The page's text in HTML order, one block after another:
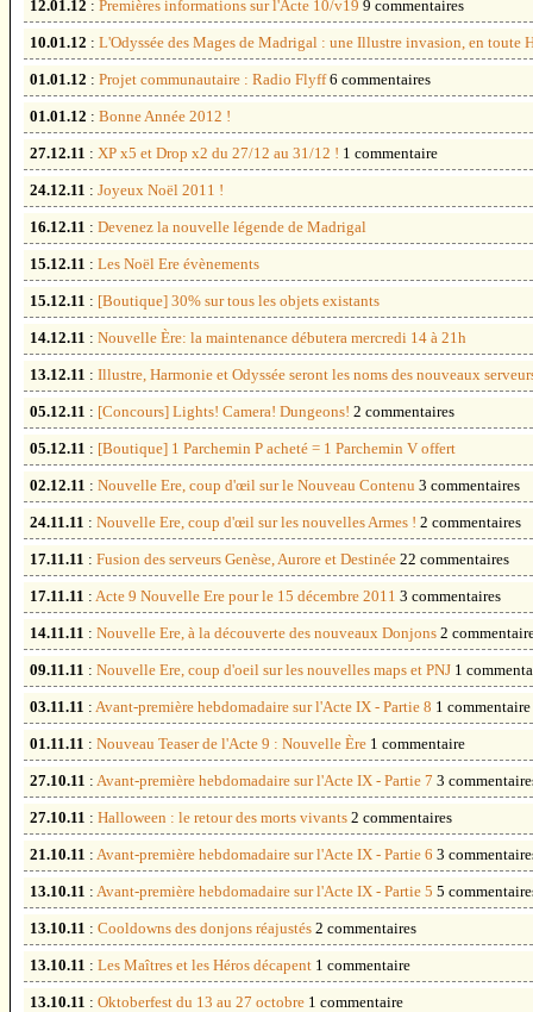
12.01.12 : Premières informations sur l'Acte 10/v19 9 commentaires
10.01.12 : L'Odyssée des Mages de Madrigal : une Illustre invasion, en toute
01.01.12 : Projet communautaire : Radio Flyff 6 commentaires
01.01.12 : Bonne Année 2012 !
27.12.11 : XP x5 et Drop x2 du 27/12 au 31/12 ! 1 commentaire
24.12.11 : Joyeux Noël 2011 !
16.12.11 : Devenez la nouvelle légende de Madrigal
15.12.11 : Les Noël Ere évènements
15.12.11 : [Boutique] 30% sur tous les objets existants
14.12.11 : Nouvelle Ère: la maintenance débutera mercredi 14 à 21h
13.12.11 : Illustre, Harmonie et Odyssée seront les noms des nouveaux
05.12.11 : [Concours] Lights! Camera! Dungeons! 2 commentaires
05.12.11 : [Boutique] 1 Parchemin P acheté = 1 Parchemin V offert
02.12.11 : Nouvelle Ere, coup d'œil sur le Nouveau Contenu 3 commentaires
24.11.11 : Nouvelle Ere, coup d'œil sur les nouvelles Armes ! 2 commentaires
17.11.11 : Fusion des serveurs Genèse, Aurore et Destinée 22 commentaires
17.11.11 : Acte 9 Nouvelle Ere pour le 15 décembre 2011 3 commentaires
14.11.11 : Nouvelle Ere, à la découverte des nouveaux Donjons 2
09.11.11 : Nouvelle Ere, coup d'oeil sur les nouvelles maps et PNJ 1
03.11.11 : Avant-première hebdomadaire sur l'Acte IX - Partie 8 1 commentaire
01.11.11 : Nouveau Teaser de l'Acte 9 : Nouvelle Ère 1 commentaire
27.10.11 : Avant-première hebdomadaire sur l'Acte IX - Partie 7 3
27.10.11 : Halloween : le retour des morts vivants 2 commentaires
21.10.11 : Avant-première hebdomadaire sur l'Acte IX - Partie 6 3
13.10.11 : Avant-première hebdomadaire sur l'Acte IX - Partie 5 5
13.10.11 : Cooldowns des donjons réajustés 2 commentaires
13.10.11 : Les Maîtres et les Héros décapent 1 commentaire
13.10.11 : Oktoberfest du 13 au 27 octobre 1 commentaire